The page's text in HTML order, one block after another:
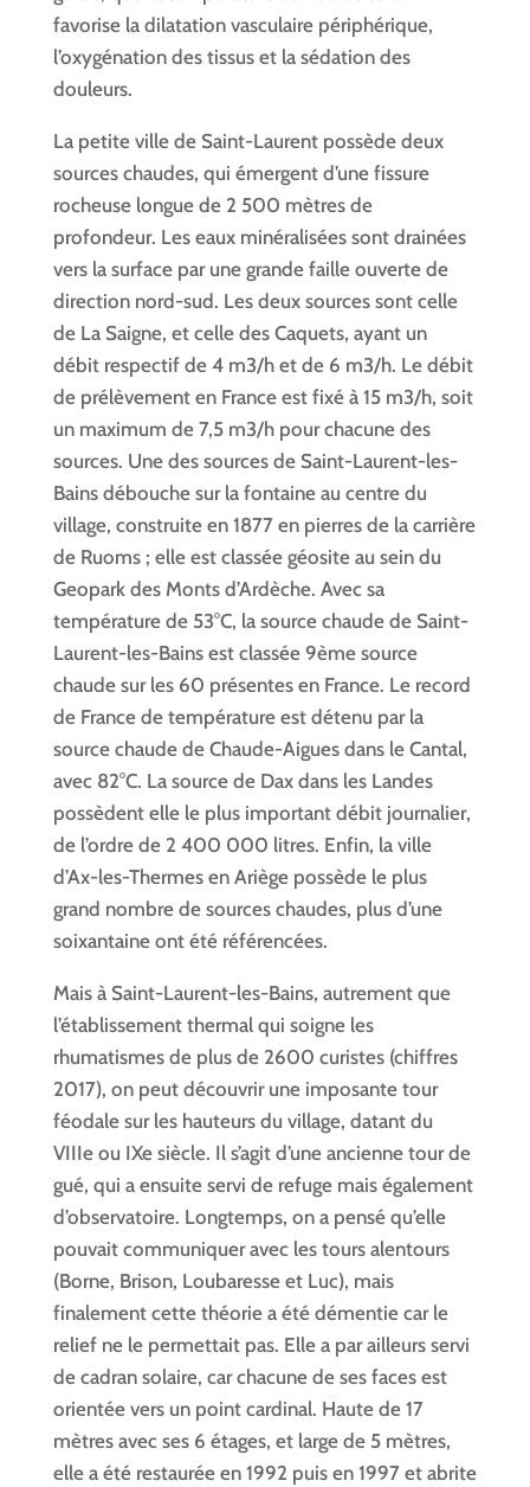
favorise la dilatation vasculaire périphérique,
l’oxygénation des tissus et la sédation des
douleurs.
La petite ville de Saint-Laurent possède deux
sources chaudes, qui émergent d’une fissure
rocheuse longue de 2 500 mètres de
profondeur. Les eaux minéralisées sont drainées
vers la surface par une grande faille ouverte de
direction nord-sud. Les deux sources sont celle
de La Saigne, et celle des Caquets, ayant un
débit respectif de 4 m3/h et de 6 m3/h. Le débit
de prélèvement en France est fixé à 15 m3/h, soit
un maximum de 7,5 m3/h pour chacune des
sources. Une des sources de Saint-Laurent-les-
Bains débouche sur la fontaine au centre du
village, construite en 1877 en pierres de la carrière
de Ruoms ; elle est classée géosite au sein du
Geopark des Monts d’Ardèche. Avec sa
température de 53°C, la source chaude de Saint-
Laurent-les-Bains est classée 9ème source
chaude sur les 60 présentes en France. Le record
de France de température est détenu par la
source chaude de Chaude-Aigues dans le Cantal,
avec 82°C. La source de Dax dans les Landes
possèdent elle le plus important débit journalier,
de l’ordre de 2 400 000 litres. Enfin, la ville
d’Ax-les-Thermes en Ariège possède le plus
grand nombre de sources chaudes, plus d’une
soixantaine ont été référencées.
Mais à Saint-Laurent-les-Bains, autrement que
l’établissement thermal qui soigne les
rhumatismes de plus de 2600 curistes (chiffres
2017), on peut découvrir une imposante tour
féodale sur les hauteurs du village, datant du
VIIIe ou IXe siècle. Il s’agit d’une ancienne tour de
gué, qui a ensuite servi de refuge mais également
d’observatoire. Longtemps, on a pensé qu’elle
pouvait communiquer avec les tours alentours
(Borne, Brison, Loubaresse et Luc), mais
finalement cette théorie a été démentie car le
relief ne le permettait pas. Elle a par ailleurs servi
de cadran solaire, car chacune de ses faces est
orientée vers un point cardinal. Haute de 17
mètres avec ses 6 étages, et large de 5 mètres,
elle a été restaurée en 1992 puis en 1997 et abrite